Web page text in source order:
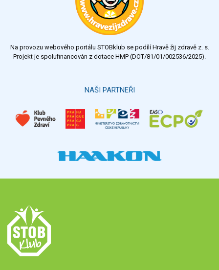
Výsledky Všechny ankety
Na provozu webového portálu STOBklub se podílí Hravě žij zdravě z. s.
Projekt je spolufinancován z dotace HMP (DOT/81/01/002536/2025).
NAŠI PARTNEŘI